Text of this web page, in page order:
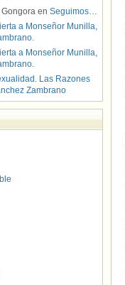
Gongora en Seguimos…
a Monseñor Munilla,
a Monseñor Munilla,
Las Razones
Zambrano